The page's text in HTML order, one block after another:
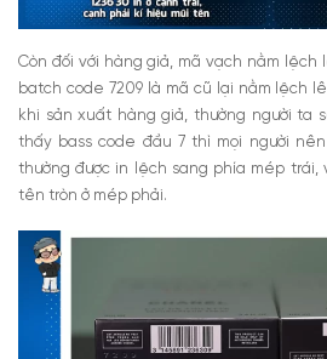
Còn đối với hàng giả, mã vạch nằm lệch
batch code 7209 là mã cũ lại nằm lệch
khi sản xuất hàng giả, thường người ta
thấy bass code đầu 7 thì mọi người
thường được in lệch sang phía mép trái,
tên tròn ở mép phải.